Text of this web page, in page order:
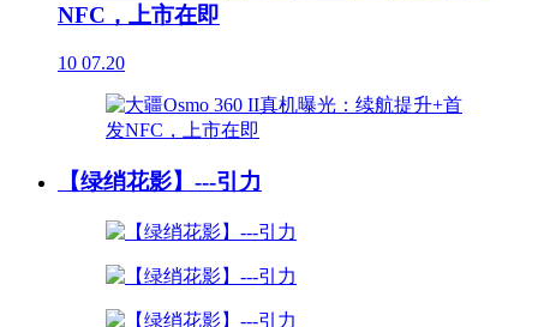
NFC，上市在即
10 07.20
【绿绡花影】---引力